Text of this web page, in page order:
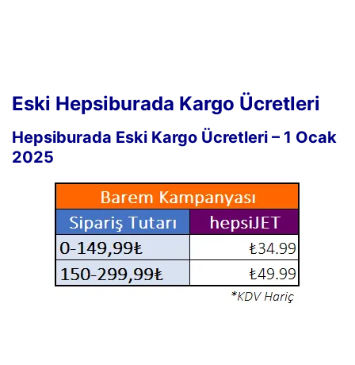
Eski Hepsiburada Kargo Ücretleri
Hepsiburada Eski Kargo Ücretleri – 1 Ocak
2025